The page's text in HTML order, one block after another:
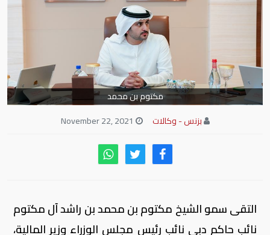
مكتوم بن محمد
بزنس - وكالات
التقى سمو الشيخ مكتوم بن محمد بن راشد آل مكتوم
نائب حاكم دبي نائب رئيس مجلس الوزراء وزير المالية،